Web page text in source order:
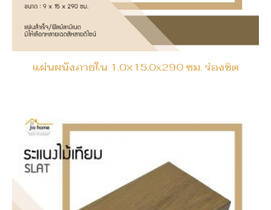
แผ่นผนังภายใน 1.0×15.0x290 ซม. ร่องชิด